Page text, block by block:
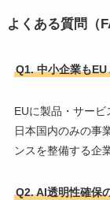
よくある質問（
Q1. 中小企業も
EUに製品・サービ
日本国内のみの事
ンスを整備する企
Q2. AI透明性確保